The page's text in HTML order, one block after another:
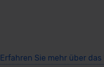
Erfahren Sie mehr über